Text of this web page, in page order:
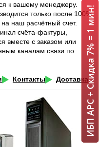
к вашему менеджеру.
только после 100%
наш расчётный счет.
счёта-фактуры,
вместе с заказом или
каналам связи по
Контакты ДоставкаИБП APC + Скидка 7% = 1 мин!